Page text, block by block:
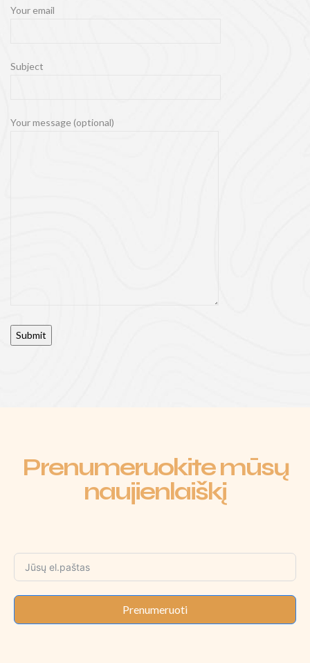
Your email
Subject
Your message (optional)
Prenumeruokite mūsų
naujienlaiškį
Prenumeruoti